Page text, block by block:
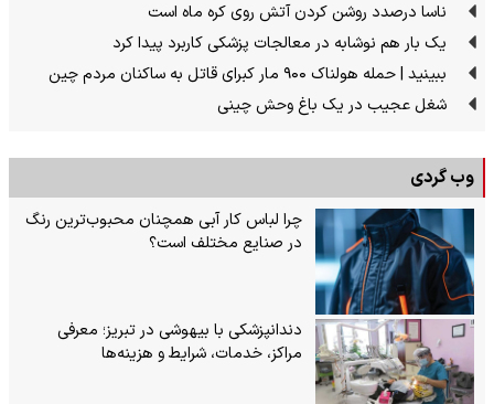
ناسا درصدد روشن کردن آتش روی کره ماه است
یک بار هم نوشابه در معالجات پزشکی کاربرد پیدا کرد
ببینید | حمله هولناک ۹۰۰ مار کبرای قاتل به ساکنان مردم چین
شغل عجیب در یک باغ وحش چینی
وب گردی
چرا لباس کار آبی همچنان محبوب‌ترین رنگ
در صنایع مختلف است؟
دندانپزشکی با بیهوشی در تبریز؛ معرفی
مراکز، خدمات، شرایط و هزینه‌ها